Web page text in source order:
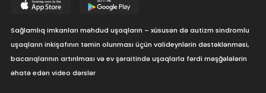
Sağlamlıq imkanları məhdud uşaqların – xüsusən də autizm sindromlu
uşaqların inkişafının təmin olunması üçün valideynlərin dəstəklənməsi,
bacarıqlarının artırılması və ev şəraitində uşaqlarla fərdi məşğələlərin
əhatə edən video dərslər